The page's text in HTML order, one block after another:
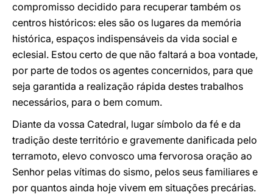
compromisso decidido para recuperar também os
centros históricos: eles são os lugares da memória
histórica, espaços indispensáveis da vida social e
eclesial. Estou certo de que não faltará a boa vontade,
por parte de todos os agentes concernidos, para que
seja garantida a realização rápida destes trabalhos
necessários, para o bem comum.
Diante da vossa Catedral, lugar símbolo da fé e da
tradição deste território e gravemente danificada pelo
terramoto, elevo convosco uma fervorosa oração ao
Senhor pelas vítimas do sismo, pelos seus familiares e
por quantos ainda hoje vivem em situações precárias.